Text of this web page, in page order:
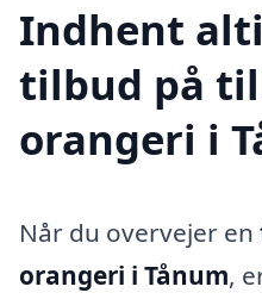
Indhent
tilbud på
orangeri i
Når du overvejer en
orangeri i Tånum,